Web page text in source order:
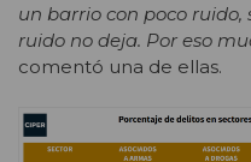
un barrio con poco
ruido no deja. Por eso
comentó una de ellas.